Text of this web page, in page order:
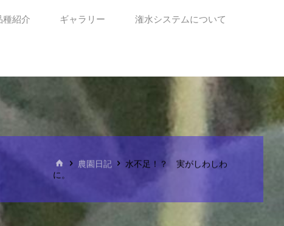
種紹介 ギャラリー 潅水システムについて
ホ 農園日記
水不足！？ 実がしわしわ
に。